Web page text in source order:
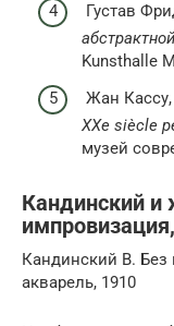
Густав
Kunsthalle
Жан
XXe siècle
музей
Кандинский
Кандинский В. Без
акварель, 1910